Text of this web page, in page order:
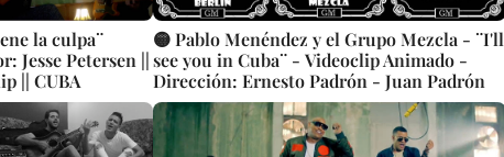
la culpa¨
Jesse Petersen ||
|| CUBA
🟡 Pablo Menéndez y el Grupo Mezcla - ¨I'll
see you in Cuba¨ - Videoclip Animado -
Dirección: Ernesto Padrón - Juan Padrón